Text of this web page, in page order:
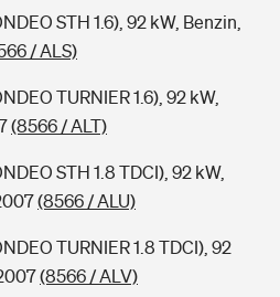
STH 1.6), 92 kW, Benzin,
/ ALS)
TURNIER 1.6), 92 kW,
(8566 / ALT)
STH 1.8 TDCI), 92 kW,
(8566 / ALU)
TURNIER 1.8 TDCI), 92
(8566 / ALV)